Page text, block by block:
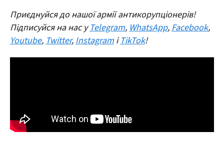
Приєднуйся до нашої армії антикорупціонерів!
Підписуйся на нас уTelegram,WhatsApp,Facebook,
Youtube,Twitter,Instagram іTikTok!